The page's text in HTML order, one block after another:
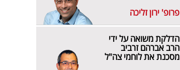
פרופ' ירון זליכה
הדלקת משואה על ידי
הרב אברהם זרביב
מסכנת את לוחמי צה"ל